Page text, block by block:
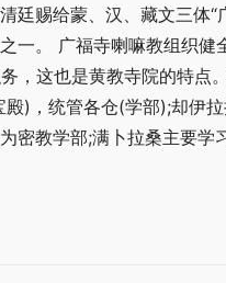
廷赐给蒙、汉、藏文三体
一。 广福寺喇嘛教组织
，这也是黄教寺院的特点
)，统管各仓(学部);却伊
密教学部;满卜拉桑主要学